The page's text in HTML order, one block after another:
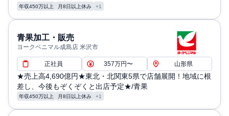
年収450万以上 月8日以上休み +1
青果加工・販売
ヨークベニマル成島店 米沢市
正社員 357万円〜 山形県
★売上高4,690億円★東北・北関東5県で店舗展開！地域に根
差し、今後もぞくぞくと出店予定★/青果
年収450万以上 月8日以上休み +1